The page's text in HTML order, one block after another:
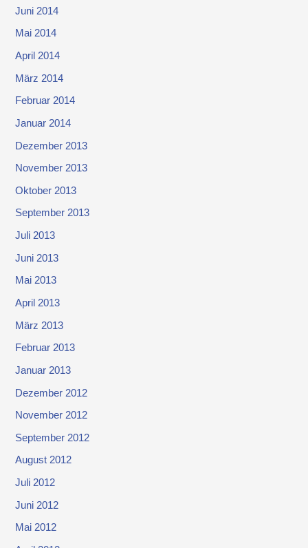
Juni 2014
Mai 2014
April 2014
März 2014
Februar 2014
Januar 2014
Dezember 2013
November 2013
Oktober 2013
September 2013
Juli 2013
Juni 2013
Mai 2013
April 2013
März 2013
Februar 2013
Januar 2013
Dezember 2012
November 2012
September 2012
August 2012
Juli 2012
Juni 2012
Mai 2012